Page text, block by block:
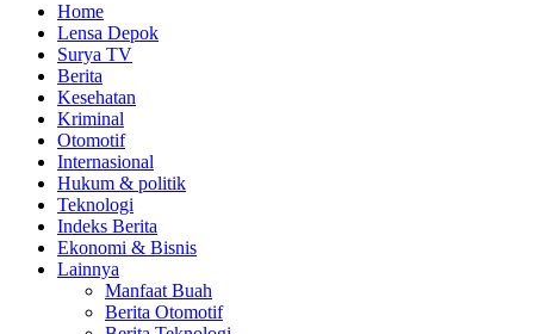
Home
Lensa Depok
Surya TV
Berita
Kesehatan
Kriminal
Otomotif
Internasional
Hukum & politik
Teknologi
Indeks Berita
Ekonomi & Bisnis
Lainnya
Manfaat Buah
Berita Otomotif